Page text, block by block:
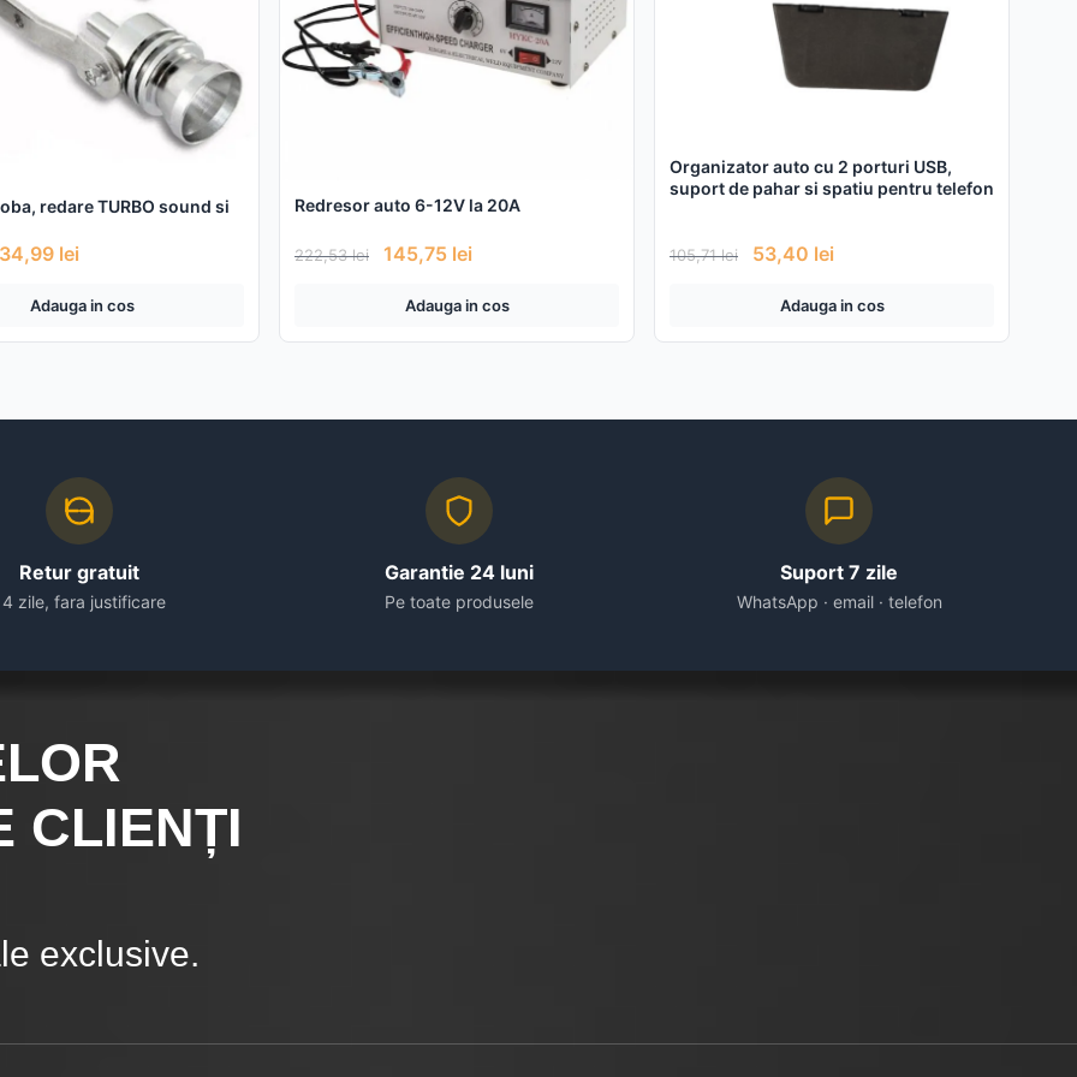
redare TURBO sound si
34,99 lei
Adauga in cos
Redresor auto 6-12V la 20A
222,53lei 145,75 lei
Adauga in cos
Organizator auto cu 2 porturi USB,
suport de pahar si spatiu pentru telefon
105,71lei 53,40 lei
Adauga in cos
Retur gratuit
zile, fara justificare
Garantie 24 luni
Pe toate produsele
Suport 7 zile
WhatsApp · email · telefon
CLIENȚI
exclusive.